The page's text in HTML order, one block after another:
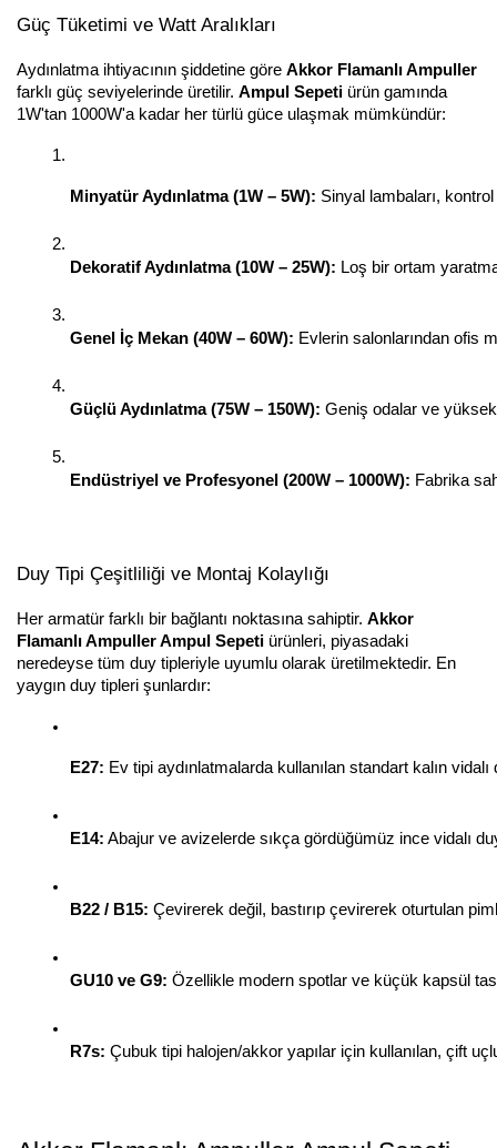
Güç Tüketimi ve Watt Aralıkları
Aydınlatma ihtiyacının şiddetine göre Akkor Flamanlı Ampuller
farklı güç seviyelerinde üretilir. Ampul Sepeti ürün gamında
1W'tan 1000W'a kadar her türlü güce ulaşmak mümkündür:
Minyatür Aydınlatma (1W – 5W): Sinyal lambaları,
Dekoratif Aydınlatma (10W – 25W): Loş bir ortam
Genel İç Mekan (40W – 60W): Evlerin salonlarından ofis
Güçlü Aydınlatma (75W – 150W): Geniş odalar ve
Endüstriyel ve Profesyonel (200W – 1000W): Fabrika
Duy Tipi Çeşitliliği ve Montaj Kolaylığı
Her armatür farklı bir bağlantı noktasına sahiptir. Akkor
Flamanlı Ampuller Ampul Sepeti ürünleri, piyasadaki
neredeyse tüm duy tipleriyle uyumlu olarak üretilmektedir. En
yaygın duy tipleri şunlardır:
E27: Ev tipi aydınlatmalarda kullanılan standart kalın vidalı
E14: Abajur ve avizelerde sıkça gördüğümüz ince vidalı
B22 / B15: Çevirerek değil, bastırıp çevirerek oturtulan
GU10 ve G9: Özellikle modern spotlar ve küçük kapsül
R7s: Çubuk tipi halojen/akkor yapılar için kullanılan, çift